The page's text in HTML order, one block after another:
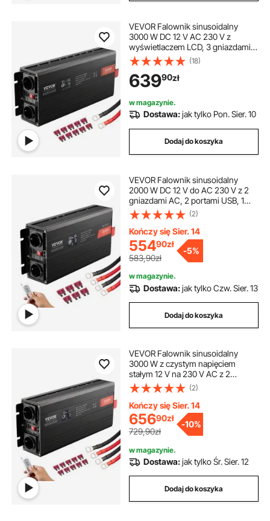
VEVOR Falownik sinusoidalny
3000 W DC 12 V AC 230 V z
wyświetlaczem LCD, 3 gniazdami
AC, 2 portami USB, 1 portem typu
C, 10 zapasowymi bezpiecznikami
do dużych urządzeń gospodarstwa
domowego
(18)
63990zł
w magazynie.
Dostawa:jak tylko Pon. Sier. 10
Dodaj do koszyka
VEVOR Falownik sinusoidalny
2000 W DC 12 V do AC 230 V z 2
gniazdami AC, 2 portami USB, 1
portem typu C, wyświetlaczem LCD
i pilotem do urządzeń
gospodarstwa domowego średniej
wielkości
(2)
Kończy się Sier. 14
55490zł
583,90zł
-5%
w magazynie.
Dostawa:jak tylko Czw. Sier. 13
Dodaj do koszyka
VEVOR Falownik sinusoidalny
3000 W z czystym napięciem
stałym 12 V na 230 V AC z 2
gniazdami AC, 2 portami USB, 1
portem typu C, wyświetlaczem LCD
i pilotem do dużych urządzeń
gospodarstwa domowego
(2)
Kończy się Sier. 14
65690zł
729,90zł
-10%
w magazynie.
Dostawa:jak tylko Śr. Sier. 12
Dodaj do koszyka